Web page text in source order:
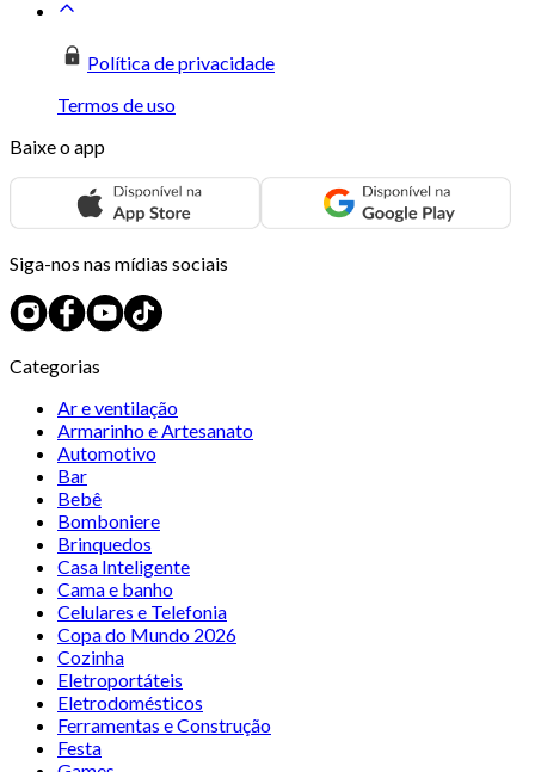
Política de privacidade
Termos de uso
Baixe o app
Siga-nos nas mídias sociais
Categorias
Ar e ventilação
Armarinho e Artesanato
Automotivo
Bar
Bebê
Bomboniere
Brinquedos
Casa Inteligente
Cama e banho
Celulares e Telefonia
Copa do Mundo 2026
Cozinha
Eletroportáteis
Eletrodomésticos
Ferramentas e Construção
Festa